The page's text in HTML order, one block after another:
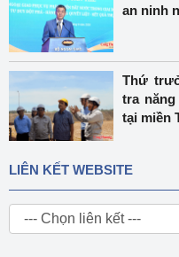
an ninh
Thứ
tra
tại miền
LIÊN KẾT WEBSITE